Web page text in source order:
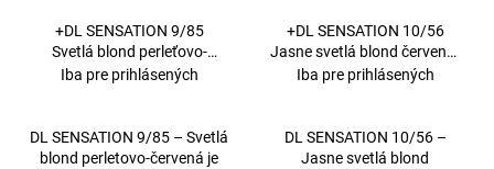
+DL SENSATION 9/85
Svetlá blond perleťovo-
červená 60 ml
Iba pre prihlásených
DL SENSATION 9/85 – Svetlá
blond perletovo-červená je
+DL SENSATION 10/56
Jasne svetlá blond červeno-
fialová 60 ml
Iba pre prihlásených
DL SENSATION 10/56 –
Jasne svetlá blond